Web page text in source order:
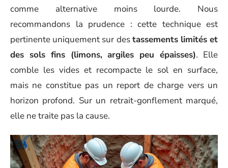
comme alternative moins lourde. Nous
recommandons la prudence : cette technique est
pertinente uniquement sur destassements limités et
des sols fins (limons, argiles peu épaisses). Elle
comble les vides et recompacte le sol en surface,
mais ne constitue pas un report de charge vers un
horizon profond. Sur un retrait-gonflement marqué,
elle ne traite pas la cause.